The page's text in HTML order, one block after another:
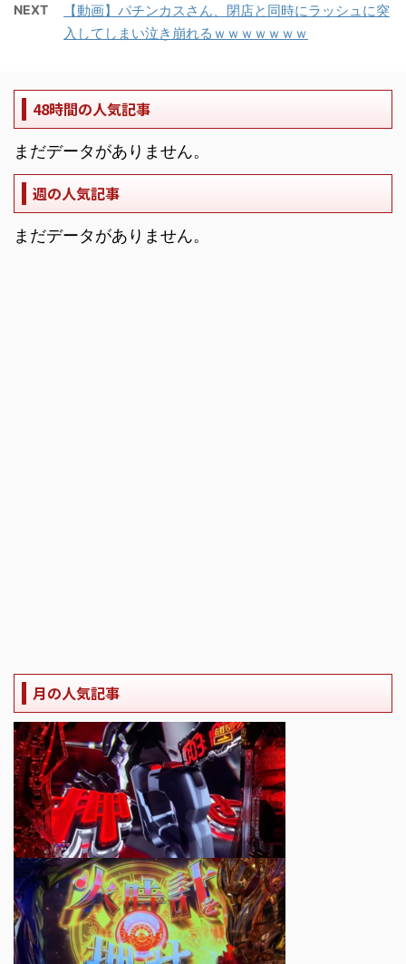
NEXT
【動画】パチンカスさん、閉店と同時にラッシュに突
入してしまい泣き崩れるｗｗｗｗｗｗｗ
48時間の人気記事
まだデータがありません。
週の人気記事
まだデータがありません。
月の人気記事